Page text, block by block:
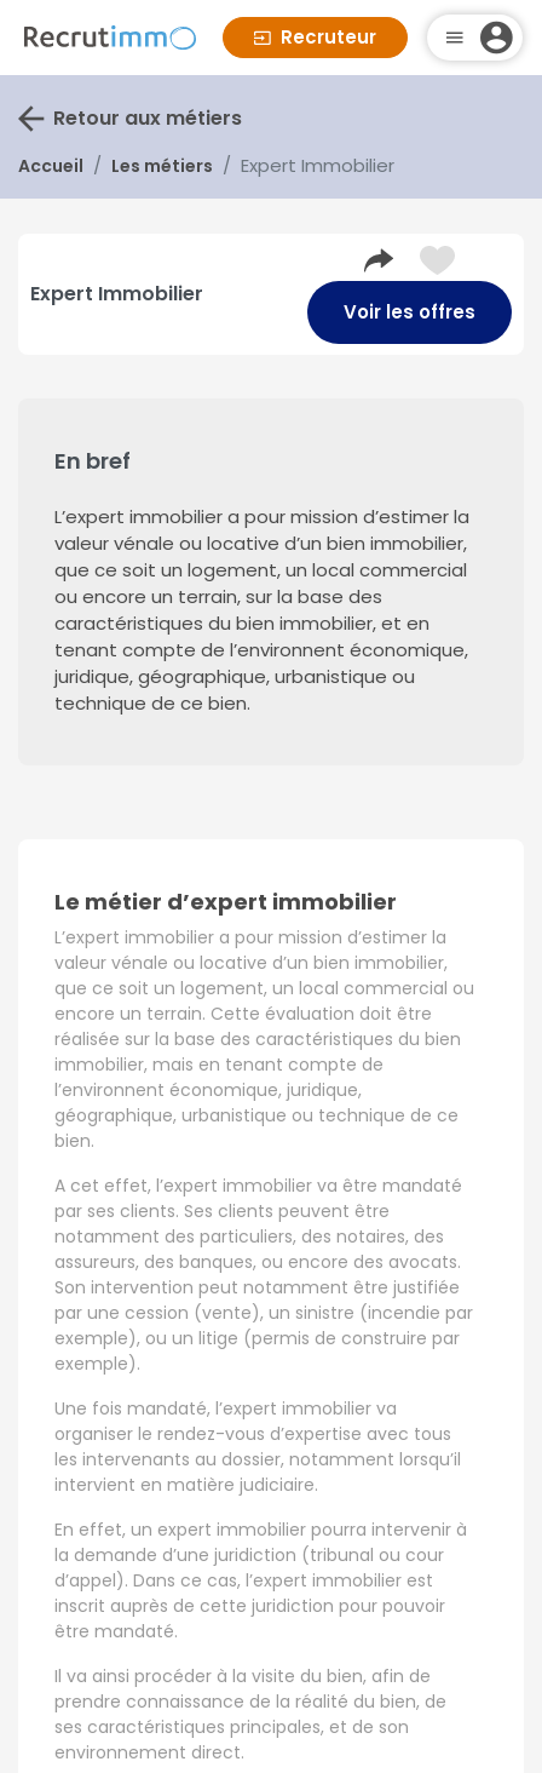
Recruteur
Retour aux métiers
Accueil Les métiers Expert Immobilier
Expert Immobilier
Voir les offres
En bref
L’expert immobilier a pour mission d’estimer la
valeur vénale ou locative d’un bien immobilier,
que ce soit un logement, un local commercial
ou encore un terrain, sur la base des
caractéristiques du bien immobilier, et en
tenant compte de l’environnent économique,
juridique, géographique, urbanistique ou
technique de ce bien.
Le métier d’expert immobilier
L’expert immobilier a pour mission d’estimer la
valeur vénale ou locative d’un bien immobilier,
que ce soit un logement, un local commercial ou
encore un terrain. Cette évaluation doit être
réalisée sur la base des caractéristiques du bien
immobilier, mais en tenant compte de
l’environnent économique, juridique,
géographique, urbanistique ou technique de ce
bien.
A cet effet, l’expert immobilier va être mandaté
par ses clients. Ses clients peuvent être
notamment des particuliers, des notaires, des
assureurs, des banques, ou encore des avocats.
Son intervention peut notamment être justifiée
par une cession (vente), un sinistre (incendie par
exemple), ou un litige (permis de construire par
exemple).
Une fois mandaté, l’expert immobilier va
organiser le rendez-vous d’expertise avec tous
les intervenants au dossier, notamment lorsqu’il
intervient en matière judiciaire.
En effet, un expert immobilier pourra intervenir à
la demande d’une juridiction (tribunal ou cour
d’appel). Dans ce cas, l’expert immobilier est
inscrit auprès de cette juridiction pour pouvoir
être mandaté.
Il va ainsi procéder à la visite du bien, afin de
prendre connaissance de la réalité du bien, de
ses caractéristiques principales, et de son
environnement direct.